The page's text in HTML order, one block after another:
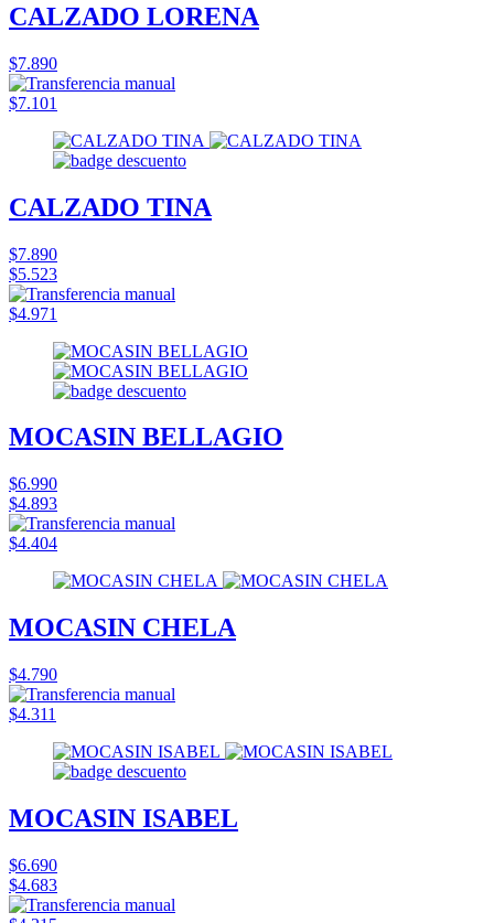
CALZADO LORENA
$7.890
$7.101
CALZADO TINA
$7.890
$5.523
$4.971
MOCASIN BELLAGIO
$6.990
$4.893
$4.404
MOCASIN CHELA
$4.790
$4.311
MOCASIN ISABEL
$6.690
$4.683